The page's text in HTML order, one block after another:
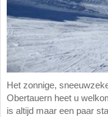
Het zonnige,
Obertauern heet u
is altijd maar een paar